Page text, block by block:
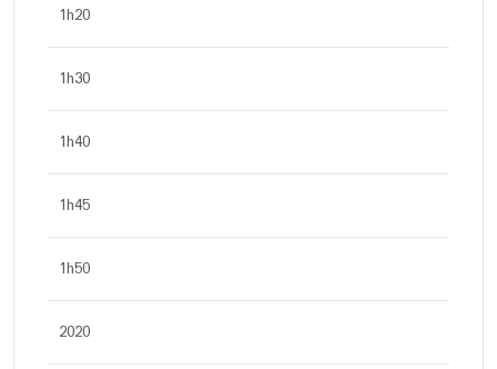
1h20
1h30
1h40
1h45
1h50
2020